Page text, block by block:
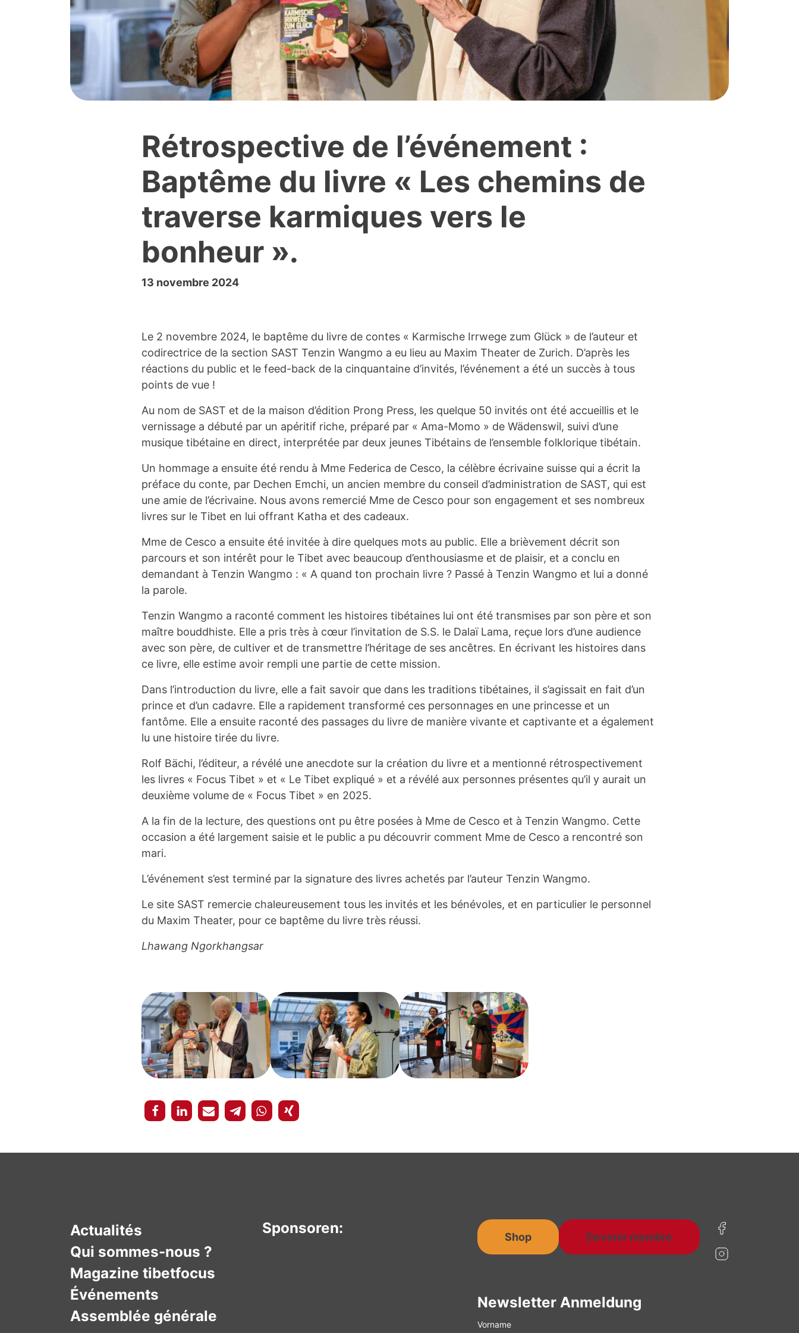
Rétrospective de l’événement :
Baptême du livre « Les chemins de
traverse karmiques vers le
bonheur ».
13 novembre 2024
Le 2 novembre 2024, le baptême du livre de contes « Karmische Irrwege zum Glück » de l’auteur et
codirectrice de la section SAST Tenzin Wangmo a eu lieu au Maxim Theater de Zurich. D’après les
réactions du public et le feed-back de la cinquantaine d’invités, l’événement a été un succès à tous
points de vue !
Au nom de SAST et de la maison d’édition Prong Press, les quelque 50 invités ont été accueillis et le
vernissage a débuté par un apéritif riche, préparé par « Ama-Momo » de Wädenswil, suivi d’une
musique tibétaine en direct, interprétée par deux jeunes Tibétains de l’ensemble folklorique tibétain.
Un hommage a ensuite été rendu à Mme Federica de Cesco, la célèbre écrivaine suisse qui a écrit la
préface du conte, par Dechen Emchi, un ancien membre du conseil d’administration de SAST, qui est
une amie de l’écrivaine. Nous avons remercié Mme de Cesco pour son engagement et ses nombreux
livres sur le Tibet en lui offrant Katha et des cadeaux.
Mme de Cesco a ensuite été invitée à dire quelques mots au public. Elle a brièvement décrit son
parcours et son intérêt pour le Tibet avec beaucoup d’enthousiasme et de plaisir, et a conclu en
demandant à Tenzin Wangmo : « A quand ton prochain livre ? Passé à Tenzin Wangmo et lui a donné
la parole.
Tenzin Wangmo a raconté comment les histoires tibétaines lui ont été transmises par son père et son
maître bouddhiste. Elle a pris très à cœur l’invitation de S.S. le Dalaï Lama, reçue lors d’une audience
avec son père, de cultiver et de transmettre l’héritage de ses ancêtres. En écrivant les histoires dans
ce livre, elle estime avoir rempli une partie de cette mission.
Dans l’introduction du livre, elle a fait savoir que dans les traditions tibétaines, il s’agissait en fait d’un
prince et d’un cadavre. Elle a rapidement transformé ces personnages en une princesse et un
fantôme. Elle a ensuite raconté des passages du livre de manière vivante et captivante et a également
lu une histoire tirée du livre.
Rolf Bächi, l’éditeur, a révélé une anecdote sur la création du livre et a mentionné rétrospectivement
les livres « Focus Tibet » et « Le Tibet expliqué » et a révélé aux personnes présentes qu’il y aurait un
deuxième volume de « Focus Tibet » en 2025.
A la fin de la lecture, des questions ont pu être posées à Mme de Cesco et à Tenzin Wangmo. Cette
occasion a été largement saisie et le public a pu découvrir comment Mme de Cesco a rencontré son
mari.
L’événement s’est terminé par la signature des livres achetés par l’auteur Tenzin Wangmo.
Le site SAST remercie chaleureusement tous les invités et les bénévoles, et en particulier le personnel
du Maxim Theater, pour ce baptême du livre très réussi.
Lhawang Ngorkhangsar
Actualités
Qui sommes-nous ?
Magazine tibetfocus
Événements
Assemblée générale
Sponsoren:
Shop Devenir membre
Newsletter Anmeldung
Vorname